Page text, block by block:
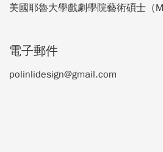
美國耶魯大學戲劇學院藝術碩士（
電子郵件
polinlidesign@gmail.com